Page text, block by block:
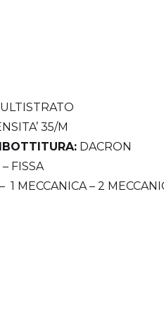
35/M
DACRON
– FISSA
– 1 MECCANICA – 2